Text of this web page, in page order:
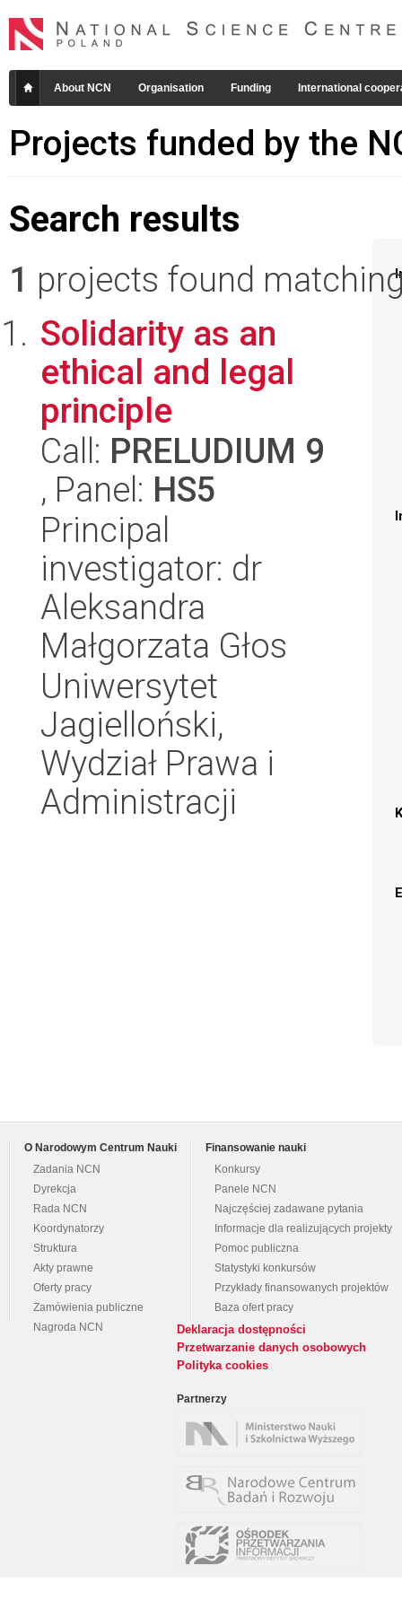
About NCN Organisation Funding International
Projects funded by the
Search results
1 projects found
Solidarity as an
ethical and legal
principle
Call: PRELUDIUM 9
, Panel: HS5
Principal
investigator: dr
Aleksandra
Małgorzata Głos
Uniwersytet
Jagielloński,
Wydział Prawa i
Administracji
O Narodowym Centrum Nauki
Zadania NCN
Dyrekcja
Rada NCN
Koordynatorzy
Struktura
Akty prawne
Oferty pracy
Zamówienia publiczne
Nagroda NCN
Finansowanie nauki
Konkursy
Panele NCN
Najczęściej zadawane pytania
Informacje dla realizujących projekty
Pomoc publiczna
Statystyki konkursów
Przykłady finansowanych projektów
Baza ofert pracy
Deklaracja dostępności
Przetwarzanie danych osobowych
Polityka cookies
Partnerzy